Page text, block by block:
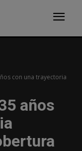
con una trayectoria
años